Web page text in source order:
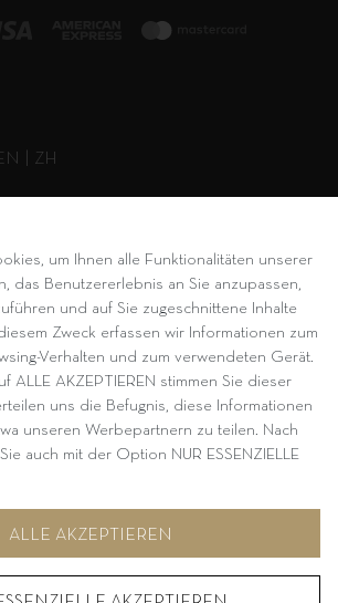
ZH
um Ihnen alle Funktionalitäten unserer
das Benutzererlebnis an Sie anzupassen,
und auf Sie zugeschnittene Inhalte
Zweck erfassen wir Informationen zum
Verhalten und zum verwendeten Gerät.
ALLE AKZEPTIEREN stimmen Sie dieser
uns die Befugnis, diese Informationen
unseren Werbepartnern zu teilen. Nach
auch mit der Option NUR ESSENZIELLE
unter KONFIGURIEREN.
ALLE AKZEPTIEREN